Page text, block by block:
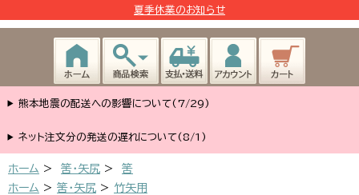
夏季休業のお知らせ
熊本地震の配送への影響について(7/29)
ネット注文分の発送の遅れについて(8/1)
ホーム > 筈･矢尻 >
筈
ホーム > 筈・矢尻 > 竹矢用